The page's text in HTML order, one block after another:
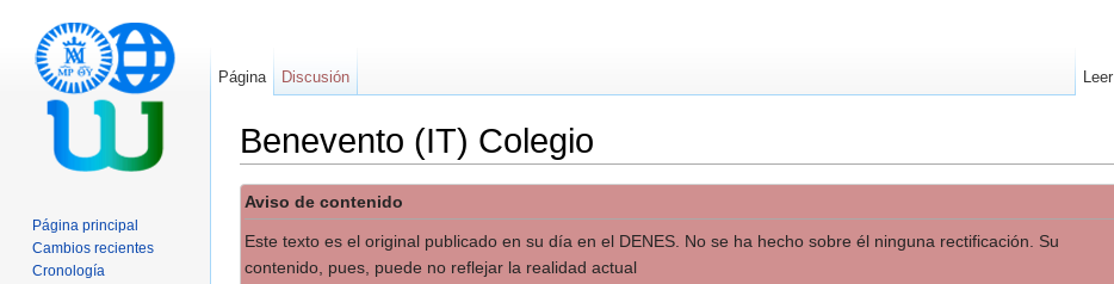
Benevento (IT) Colegio
Aviso de contenido
Este texto es el original publicado en su día en el DENES. No se ha hecho sobre él ninguna rectificación. Su
contenido, pues, puede no reflejar la realidad actual
Página Discusión Leer
Página principal
Cambios recientes
Cronología